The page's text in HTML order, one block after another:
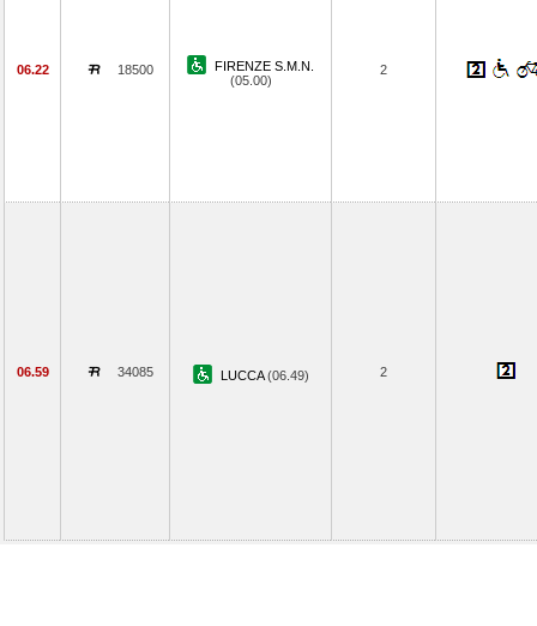
06.22 18500
FIRENZE S.M.N.
(05.00)
2
06.59 34085 LUCCA(06.49) 2